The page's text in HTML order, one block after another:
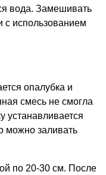
вода. Замешивать
с использованием
опалубка и
смесь не смогла
устанавливается
можно заливать
по 20-30 см. После